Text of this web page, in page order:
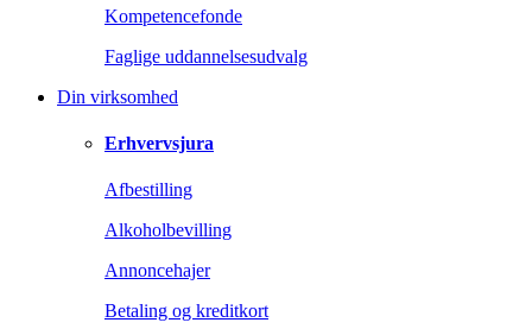
Kompetencefonde
Faglige uddannelsesudvalg
Din virksomhed
Erhvervsjura
Afbestilling
Alkoholbevilling
Annoncehajer
Betaling og kreditkort